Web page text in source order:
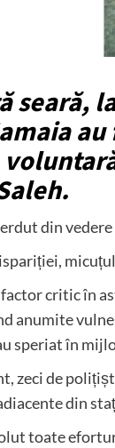
seară,
din
critic în
anumite
speriat în
zeci de
din
toate